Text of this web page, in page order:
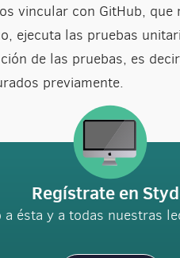
vincular con GitHub,
ejecuta las pruebas
de las pruebas, es
previamente.
Regístrate en
a ésta y a todas nuestras